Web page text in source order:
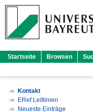
Startseite Browsen
Kontakt
ERef Leitlinien
Neueste Einträge